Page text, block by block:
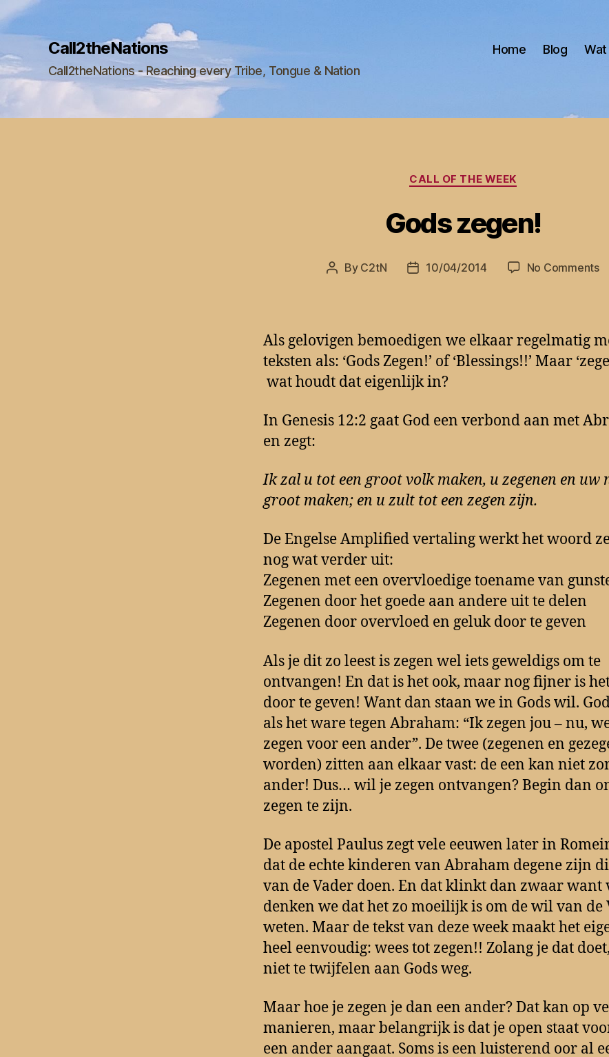
Call2theNations
Call2theNations - Reaching every Tribe, Tongue & Nation
Home Blog Wat
Categories
CALL OF THE WEEK
Gods zegen!
Post
By C2tN
Post10/04/2014 No Commentson
Als gelovigen bemoedigen we elkaar regelmatig
teksten als: ‘Gods Zegen!’ of ‘Blessings!!’ Maar
wat houdt dat eigenlijk in?
In Genesis 12:2 gaat God een verbond aan met
en zegt:
Ik zal u tot een groot volk maken, u zegenen en uw
groot maken; en u zult tot een zegen zijn.
De Engelse Amplified vertaling werkt het woord
nog wat verder uit:
Zegenen met een overvloedige toename van
Zegenen door het goede aan andere uit te delen
Zegenen door overvloed en geluk door te geven
Als je dit zo leest is zegen wel iets geweldigs om te
ontvangen! En dat is het ook, maar nog fijner is
door te geven! Want dan staan we in Gods wil.
als het ware tegen Abraham: “Ik zegen jou – nu,
zegen voor een ander”. De twee (zegenen en
worden) zitten aan elkaar vast: de een kan niet
ander! Dus… wil je zegen ontvangen? Begin dan
zegen te zijn.
De apostel Paulus zegt vele eeuwen later in
dat de echte kinderen van Abraham degene zijn
van de Vader doen. En dat klinkt dan zwaar want
denken we dat het zo moeilijk is om de wil van de
weten. Maar de tekst van deze week maakt het
heel eenvoudig: wees tot zegen!! Zolang je dat
niet te twijfelen aan Gods weg.
Maar hoe je zegen je dan een ander? Dat kan op
manieren, maar belangrijk is dat je open staat
een ander aangaat. Soms is een luisterend oor al